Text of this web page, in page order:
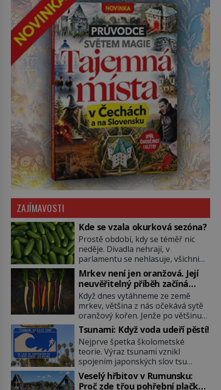
ZAJÍMAVOSTI
Kde se vzala okurková sezóna?
Prostě období, kdy se téměř nic
neděje. Divadla nehrají, v
parlamentu se nehlasuje, všichni
jsou na dovolené a média tak
nemají o čem mluvit a psát. A
vymýšlejí si proto témata, které
nikoho nezajímají. Proč je však ona
letní doba spojovaná zrovna s
okurkami? Okurkovou sezónu
známe už od poloviny 19. století,
ovšem jako Češi […]
Mrkev není jen oranžová. Její
neuvěřitelný příběh začíná
fialovou barvou
Když dnes vytáhneme ze země
mrkev, většina z nás očekává sytě
oranžový kořen. Jenže po většinu
své historie je mrkev všechno
možné, jen ne oranžová. Je fialová,
žlutá, bílá, někdy dokonce téměř
černá. Až díky stovkám let
pečlivého šlechtění se z ní stává
zelenina, bez které si českou
zahradu ani nedokážeme
Tsunami: Když voda udeří pěstí!
Nejprve špetka školometské
teorie. Výraz tsunami vznikl
spojením japonských slov tsu
(přístav) a nami (vlna). Jedná se o
dlouhou vlnu, která je na volném
Veselý hřbitov v Rumunsku:
Proč zde třou pohřební plačky